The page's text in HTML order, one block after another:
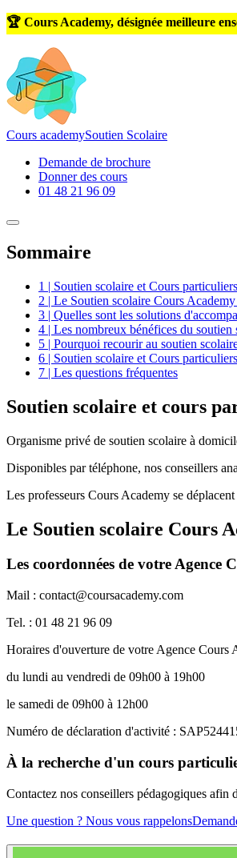
🏆 Cours Academy, désignée meilleure
Cours academySoutien Scolaire
Demande de brochure
Donner des cours
01 48 21 96 09
Sommaire
1 | Soutien scolaire et Cours
2 | Le Soutien scolaire Cours
3 | Quelles sont les solutions
4 | Les nombreux bénéfices du
5 | Pourquoi recourir au soutien
6 | Soutien scolaire et Cours
7 | Les questions fréquentes
Soutien scolaire et cours
Organisme privé de soutien scolaire à
Disponibles par téléphone, nos conseillers
Les professeurs Cours Academy se
Le Soutien scolaire Cours
Les coordonnées de votre Agence
Mail : contact@coursacademy.com
Tel. : 01 48 21 96 09
Horaires d'ouverture de votre Agence Cours
du lundi au vendredi de 09h00 à 19h00
le samedi de 09h00 à 12h00
Numéro de déclaration d'activité :
À la recherche d'un cours
Contactez nos conseillers pédagogiques afin
Une question ? Nous vous rappelons